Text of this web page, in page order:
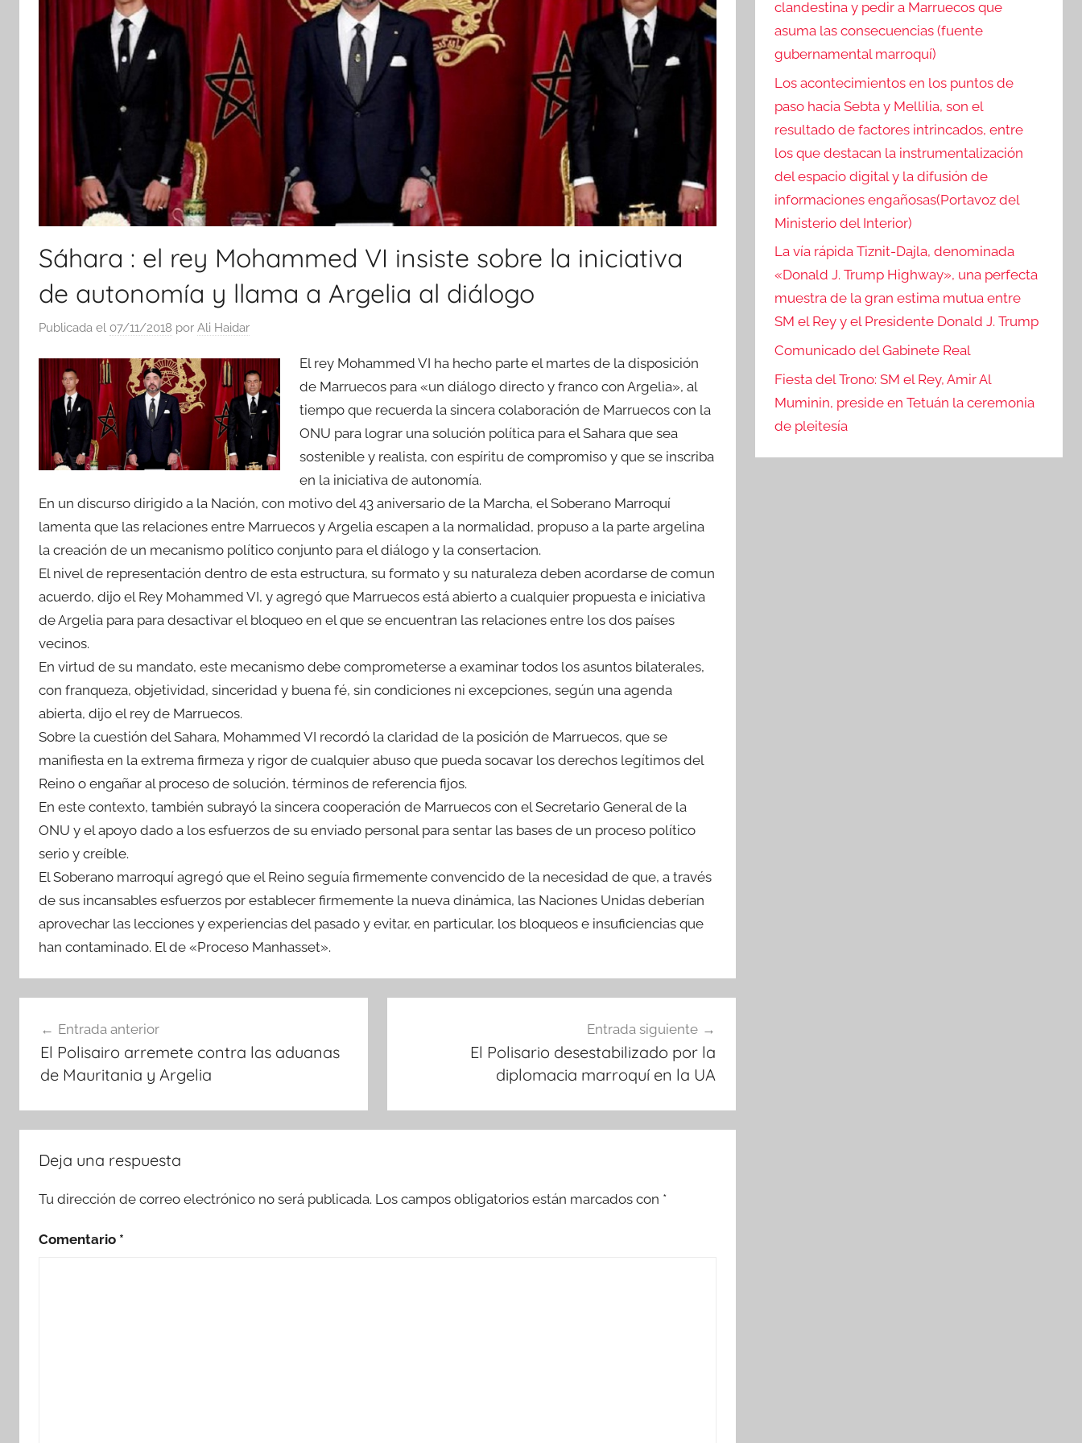
Sáhara : el rey Mohammed VI insiste sobre la iniciativa
de autonomía y llama a Argelia al diálogo
Publicada el 07/11/2018 por Ali Haidar
El rey Mohammed VI ha hecho parte el martes de la disposición
de Marruecos para «un diálogo directo y franco con Argelia», al
tiempo que recuerda la sincera colaboración de Marruecos con la
ONU para lograr una solución política para el Sahara que sea
sostenible y realista, con espíritu de compromiso y que se inscriba
en la iniciativa de autonomía.
En un discurso dirigido a la Nación, con motivo del 43 aniversario de la Marcha, el Soberano Marroquí
lamenta que las relaciones entre Marruecos y Argelia escapen a la normalidad, propuso a la parte argelina
la creación de un mecanismo político conjunto para el diálogo y la consertacion.
El nivel de representación dentro de esta estructura, su formato y su naturaleza deben acordarse de comun
acuerdo, dijo el Rey Mohammed VI, y agregó que Marruecos está abierto a cualquier propuesta e iniciativa
de Argelia para para desactivar el bloqueo en el que se encuentran las relaciones entre los dos países
vecinos.
En virtud de su mandato, este mecanismo debe comprometerse a examinar todos los asuntos bilaterales,
con franqueza, objetividad, sinceridad y buena fé, sin condiciones ni excepciones, según una agenda
abierta, dijo el rey de Marruecos.
Sobre la cuestión del Sahara, Mohammed VI recordó la claridad de la posición de Marruecos, que se
manifiesta en la extrema firmeza y rigor de cualquier abuso que pueda socavar los derechos legítimos del
Reino o engañar al proceso de solución, términos de referencia fijos.
En este contexto, también subrayó la sincera cooperación de Marruecos con el Secretario General de la
ONU y el apoyo dado a los esfuerzos de su enviado personal para sentar las bases de un proceso político
serio y creíble.
El Soberano marroquí agregó que el Reino seguía firmemente convencido de la necesidad de que, a través
de sus incansables esfuerzos por establecer firmemente la nueva dinámica, las Naciones Unidas deberían
aprovechar las lecciones y experiencias del pasado y evitar, en particular, los bloqueos e insuficiencias que
han contaminado. El de «Proceso Manhasset».
de
entradas
Entrada anterior
El Polisairo arremete contra las aduanas
de Mauritania y Argelia
Entrada siguiente
El Polisario desestabilizado por la
diplomacia marroquí en la UA
Deja una respuesta
Tu dirección de correo electrónico no será publicada. Los campos obligatorios están marcados con *
Comentario *
clandestina y pedir a Marruecos que
asuma las consecuencias (fuente
gubernamental marroquí)
Los acontecimientos en los puntos de
paso hacia Sebta y Mellilia, son el
resultado de factores intrincados, entre
los que destacan la instrumentalización
del espacio digital y la difusión de
informaciones engañosas(Portavoz del
Ministerio del Interior)
La vía rápida Tiznit-Dajla, denominada
«Donald J. Trump Highway», una perfecta
muestra de la gran estima mutua entre
SM el Rey y el Presidente Donald J. Trump
Comunicado del Gabinete Real
Fiesta del Trono: SM el Rey, Amir Al
Muminin, preside en Tetuán la ceremonia
de pleitesía